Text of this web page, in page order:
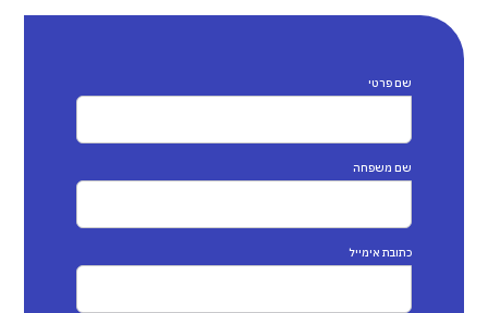
שם פרטי
שם משפחה
כתובת אימייל